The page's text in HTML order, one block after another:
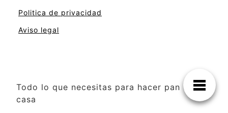
Politica de privacidad
Aviso legal
Todo lo que necesitas para hacer pan en
casa